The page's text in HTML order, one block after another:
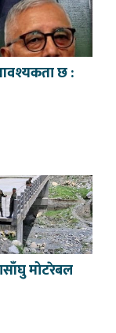
छ :
मोटरेबल